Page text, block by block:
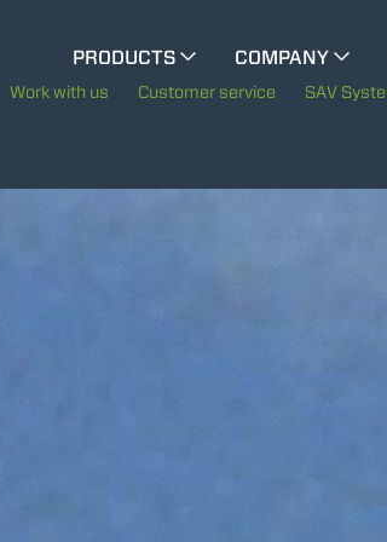
PRODUCTS
COMPANY
The History of Merlo
Work with us Customer service SAV
MULTIFUNCTION